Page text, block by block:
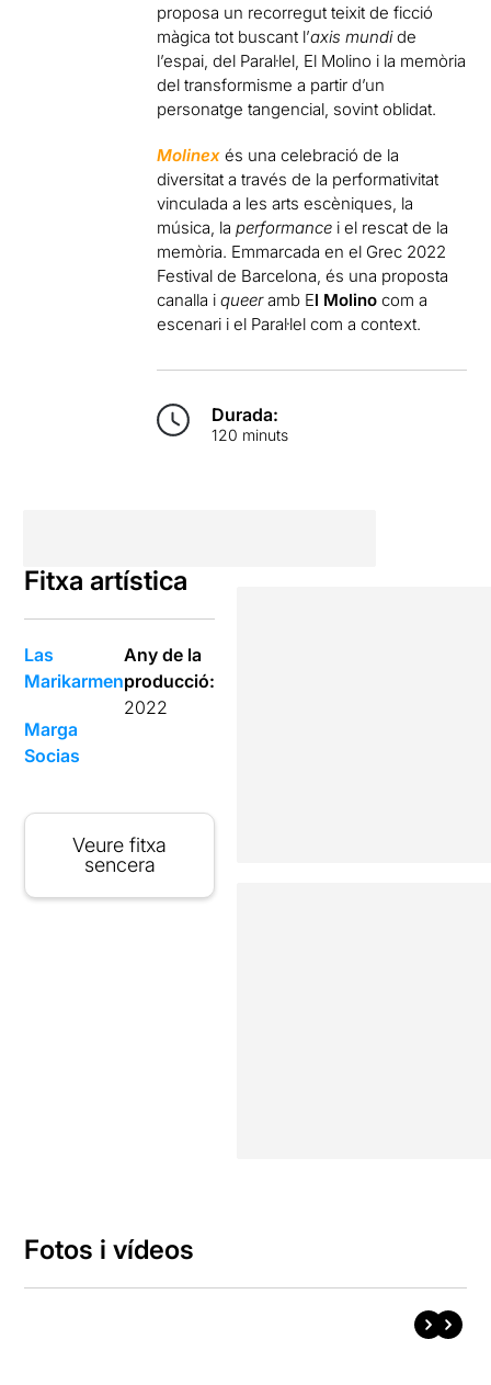
proposa un recorregut teixit de ficció
màgica tot buscant l’axis mundide
l’espai, del Paral·lel, El Molino i la memòria
del transformisme a partir d’un
personatge tangencial, sovint oblidat.
Molinex és una celebració de la
diversitat a través de la performativitat
vinculada a les arts escèniques, la
música, laperformance i el rescat de la
memòria. Emmarcada en el Grec 2022
Festival de Barcelona, és una proposta
canalla iqueeramb El Molino com a
escenari i el Paral·lel com a context.
Durada:
120 minuts
Fitxa artística
Las
Marikarmen
Marga
Socias
Any de la
producció:
2022
Veure fitxa
sencera
Fotos i vídeos